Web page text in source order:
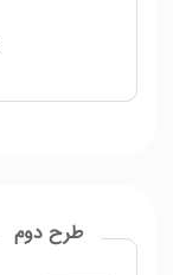
طرح دوم